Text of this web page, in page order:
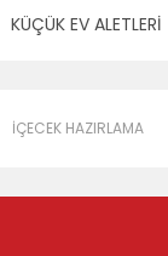
KÜÇÜK EV ALETLERİ
İÇECEK HAZIRLAMA